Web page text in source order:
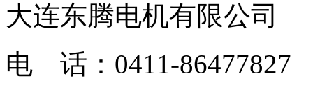
大连东腾电机有限公司
电 话：0411-86477827